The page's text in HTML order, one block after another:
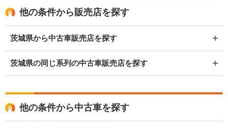
他の条件から販売店を探す
茨城県から中古車販売店を探す
茨城県の同じ系列の中古車販売店を探す
他の条件から中古車を探す